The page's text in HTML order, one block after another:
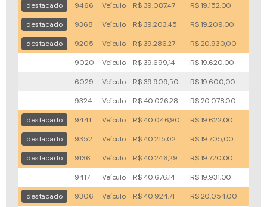
destacado
9466 Veículo R$ 39.087,47 R$ 19.152,00
destacado
9368 Veículo R$ 39.203,45 R$ 19.209,00
destacado
9205 Veículo R$ 39.286,27 R$ 20.930,00
9020
Veículo R$ 39.699,14 R$ 19.620,00
6029
Veículo R$ 39.909,50 R$ 19.600,00
9324
Veículo R$ 40.026,28 R$ 20.078,00
destacado
9441 Veículo R$ 40.046,90 R$ 19.622,00
destacado
9352 Veículo R$ 40.215,02 R$ 19.705,00
destacado
9136 Veículo R$ 40.246,29 R$ 19.720,00
9417
Veículo R$ 40.676,14 R$ 19.931,00
destacado
9306 Veículo R$ 40.924,71 R$ 20.054,00